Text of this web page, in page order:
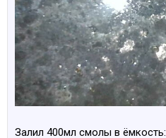
Залил 400мл смолы в ёмкость: